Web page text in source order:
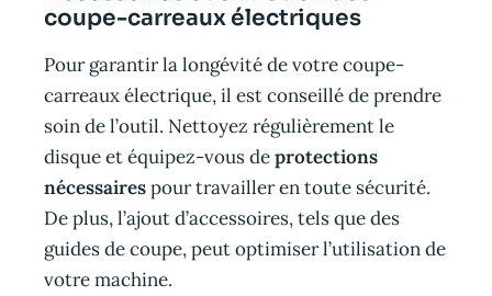
coupe-carreaux électriques
Pour garantir la longévité de votre coupe-
carreaux électrique, il est conseillé de prendre
soin de l’outil. Nettoyez régulièrement le
disque et équipez-vous deprotections
nécessairespour travailler en toute sécurité.
De plus, l’ajout d’accessoires, tels que des
guides de coupe, peut optimiser l’utilisation de
votre machine.